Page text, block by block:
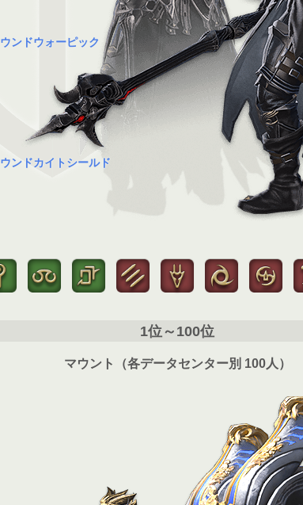
ンドウォーピック
ンドカイトシールド
1位～100位
マウント（各データセンター別 100人）